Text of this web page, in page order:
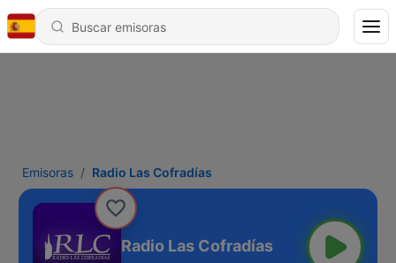
Emisoras Radio Las Cofradías
Radio Las Cofradías